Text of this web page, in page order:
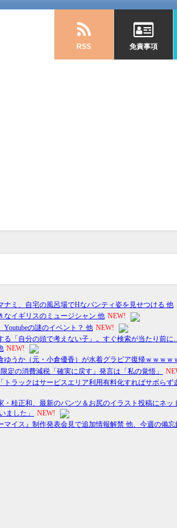
RSS 免責事項